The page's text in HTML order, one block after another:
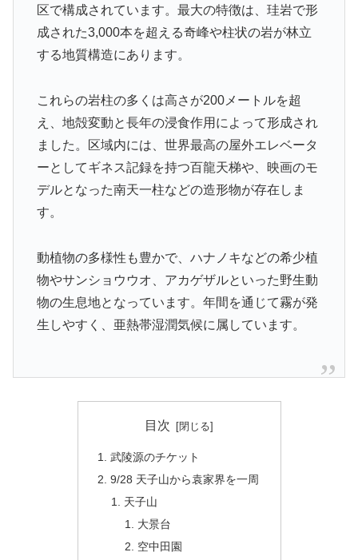
区で構成されています。最大の特徴は、珪岩で形
成された3,000本を超える奇峰や柱状の岩が林立
する地質構造にあります。
これらの岩柱の多くは高さが200メートルを超
え、地殻変動と長年の浸食作用によって形成され
ました。区域内には、世界最高の屋外エレベータ
ーとしてギネス記録を持つ百龍天梯や、映画のモ
デルとなった南天一柱などの造形物が存在しま
す。
動植物の多様性も豊かで、ハナノキなどの希少植
物やサンショウウオ、アカゲザルといった野生動
物の生息地となっています。年間を通じて霧が発
生しやすく、亜熱帯湿潤気候に属しています。
目次
武陵源のチケット
9/28 天子山から袁家界を一周
天子山
大景台
空中田園